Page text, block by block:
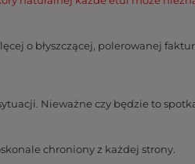
o błyszczącej, polerowanej
Nieważne czy będzie to
chroniony z każdej strony.